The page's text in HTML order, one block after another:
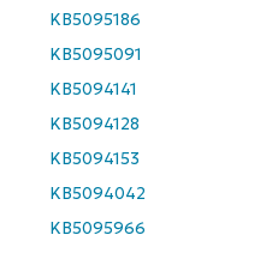
KB5095186
KB5095091
KB5094141
KB5094128
KB5094153
KB5094042
KB5095966
name*